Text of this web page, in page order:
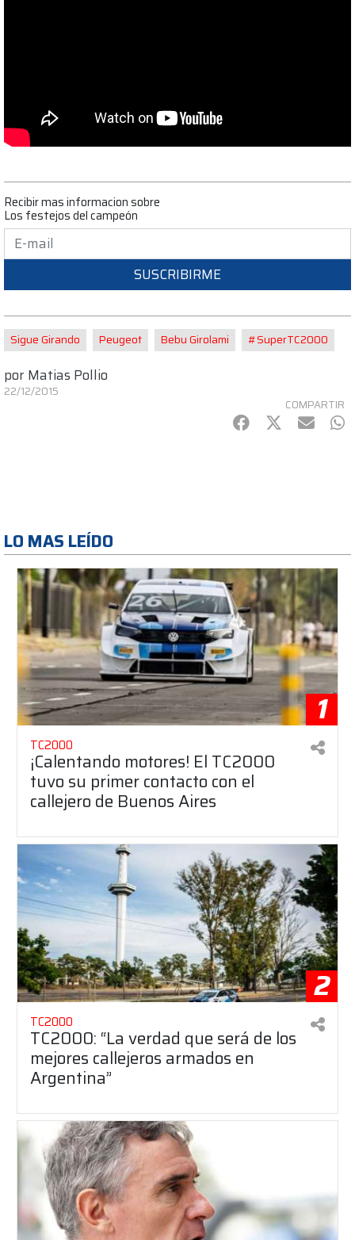
Recibir mas informacion sobre
Los festejos del campeón
SUSCRIBIRME
Sigue Girando Peugeot Bebu Girolami #SuperTC2000
por Matias Pollio
22/12/2015
COMPARTIR
Facebook
Twitter
mail
LO MAS LEÍDO
1
TC2000
¡Calentando motores! El TC2000
tuvo su primer contacto con el
callejero de Buenos Aires
2
TC2000
TC2000: “La verdad que será de los
mejores callejeros armados en
Argentina”